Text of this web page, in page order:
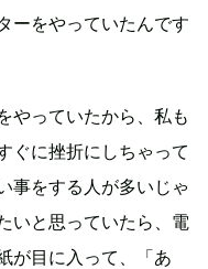
ーをやっていたんです
やっていたから、私も
ぐに挫折にしちゃって
事をする人が多いじゃ
いと思っていたら、電
が目に入って、「あ